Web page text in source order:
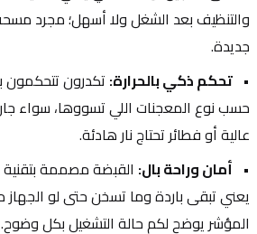
جديدة.
تحكم ذكي بالحرارة:
عالية أو فطائر تحتاج نار هادئة.
أمان وراحة بال:
المؤشر يوضح لكم حالة التشغيل بكل وضوح.